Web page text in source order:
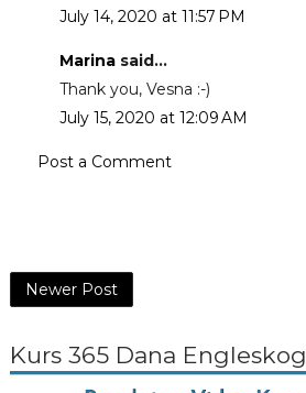
July 14, 2020 at 11:57 PM
Marinasaid...
Thank you, Vesna :-)
July 15, 2020 at 12:09 AM
Post a Comment
Newer Post
Kurs 365 Dana Engleskog